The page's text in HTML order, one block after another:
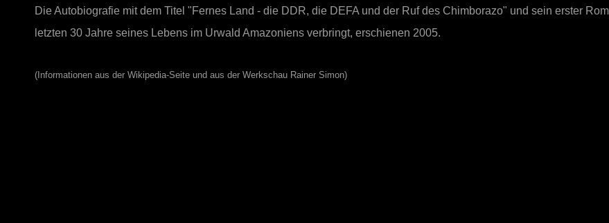
Die Autobiografie mit dem Titel "Fernes Land - die DDR, die DEFA und der Ruf des Chimborazo" und sein erster
letzten 30 Jahre seines Lebens im Urwald Amazoniens verbringt, erschienen 2005.
(Informationen aus der Wikipedia-Seite und aus der Werkschau Rainer Simon)